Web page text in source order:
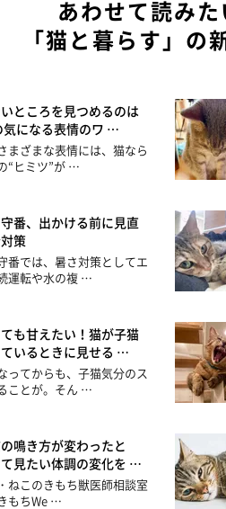
あわせて読みた
「猫と暮らす」の
ところを見つめるのは
気になる表情のワ …
まざまな表情には、猫なら
“ヒミツ”が …
番、出かける前に見直
策
番では、暑さ対策としてエ
運転や水の複 …
も甘えたい！猫が子猫
いるときに見せる …
ってからも、子猫気分のス
ことが。そん …
鳴き方が変わったと
見たい体調の変化を …
ねこのきもち獣医師相談室
もちWe …